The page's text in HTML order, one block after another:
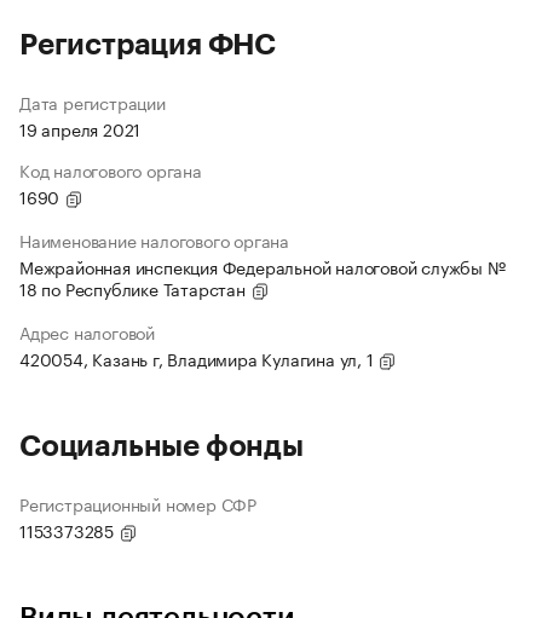
Регистрация ФНС
Дата регистрации
19 апреля 2021
Код налогового органа
1690
Наименование налогового органа
Межрайонная инспекция Федеральной налоговой службы №
18 по Республике Татарстан
Адрес налоговой
420054, Казань г, Владимира Кулагина ул, 1
Социальные фонды
Регистрационный номер СФР
1153373285